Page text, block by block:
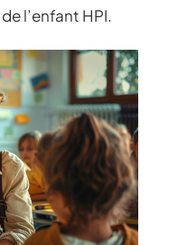
l’enfant HPI.